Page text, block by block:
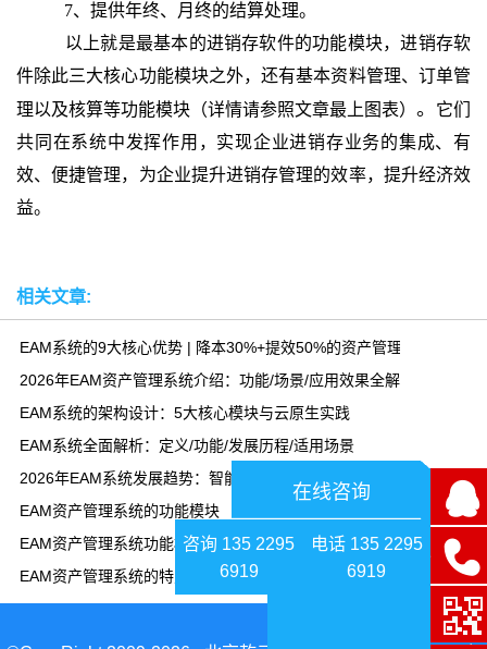
7、提供年终、月终的结算处理。
以上就是最基本的进销存软件的功能模块，进销存软
件除此三大核心功能模块之外，还有基本资料管理、订单管
理以及核算等功能模块（详情请参照文章最上图表） 。
它们
共同在系统中发挥作用，实现企业进销存业务的集成、有
效、便捷管理，为企业提升进销存管理的效率，提升经济效
益。
相关文章:
EAM系统的9大核心优势 | 降本30%+提效50%的资产管理方案
2026年EAM资产管理系统介绍：功能/场景/应用效果全解析
EAM系统的架构设计：5大核心模块与云原生实践
EAM系统全面解析：定义/功能/发展历程/适用场景
2026年EAM系统发展趋势：智能化与云化引领资产管理变革
EAM资产管理系统的功能模块
EAM资产管理系统功能模块-乾元坤和资产管理系统平台
EAM资产管理系统的特点
在线咨询
咨询 135 2295
6919
电话 135 2295
6919